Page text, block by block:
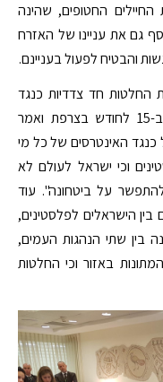
החטופים, שהינה
גם את עניינו של האזרח
והבטיח לפעול בעניינם.
החלטות חד צדדיות כנגד
ישראל בוועידת השלום בפריז שתתקיים ב-15 לחודש בצרפת ואמר
כנגד האינטרסים של כל מי
וכי ישראל לעולם לא
על ביטחונה". עוד
הישראלים לפלסטינים,
בין שתי הנהגות העמים,
באזור וכי החלטות